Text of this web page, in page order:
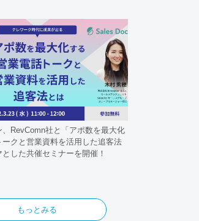
、RevComn社と「アポ数を最大化
クと営業資料を活用した追客法
した共催セミナーを開催！
もっとみる